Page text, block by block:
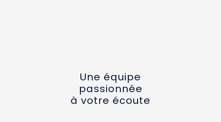
Une équipe
passionnée
à votre écoute